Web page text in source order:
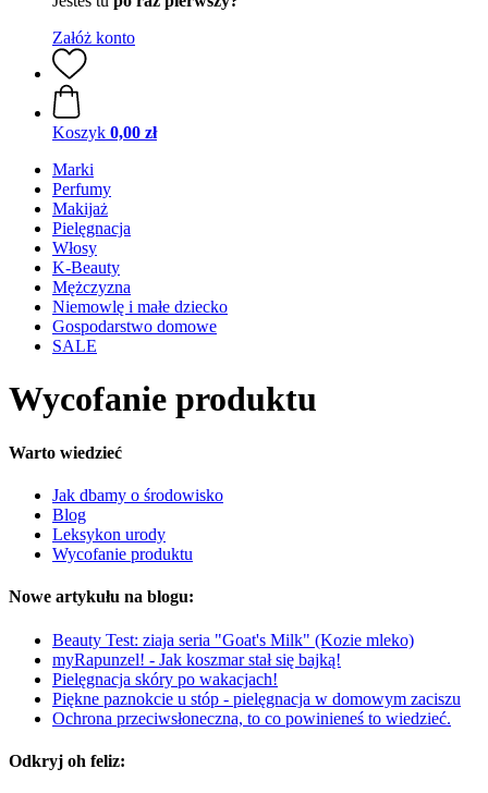
Załóż konto
Koszyk 0,00 zł
Marki
Perfumy
Makijaż
Pielęgnacja
Włosy
K-Beauty
Mężczyzna
Niemowlę i małe dziecko
Gospodarstwo domowe
SALE
Wycofanie produktu
Warto wiedzieć
Jak dbamy o środowisko
Blog
Leksykon urody
Wycofanie produktu
Nowe artykułu na blogu:
Beauty Test: ziaja seria "Goat's Milk" (Kozie mleko)
myRapunzel! - Jak koszmar stał się bajką!
Pielęgnacja skóry po wakacjach!
Piękne paznokcie u stóp - pielęgnacja w domowym zaciszu
Ochrona przeciwsłoneczna, to co powinieneś to wiedzieć.
Odkryj oh feliz: